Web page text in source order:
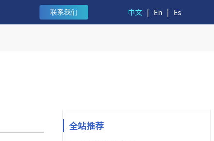
联系我们 中文 | En | Es
全站推荐